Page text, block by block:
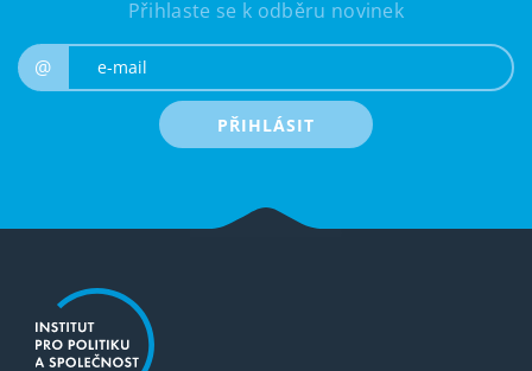
Přihlaste se k odběru novinek
@
PŘIHLÁSIT